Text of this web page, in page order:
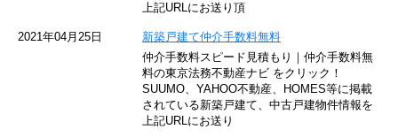
JR南武線
上記URLにお送り頂
2021年04月25日
新築戸建て仲介手数料無料
仲介手数料スピード見積もり｜仲介手数料無
料の東京法務不動産ナビ をクリック！
SUUMO、YAHOO不動産、HOMES等に掲載
されている新築戸建て、中古戸建物件情報を
上記URLにお送り